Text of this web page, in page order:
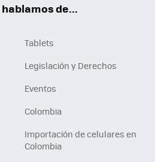
de...
Tablets
Legislación y Derechos
Eventos
Colombia
Importación de celulares en
Colombia